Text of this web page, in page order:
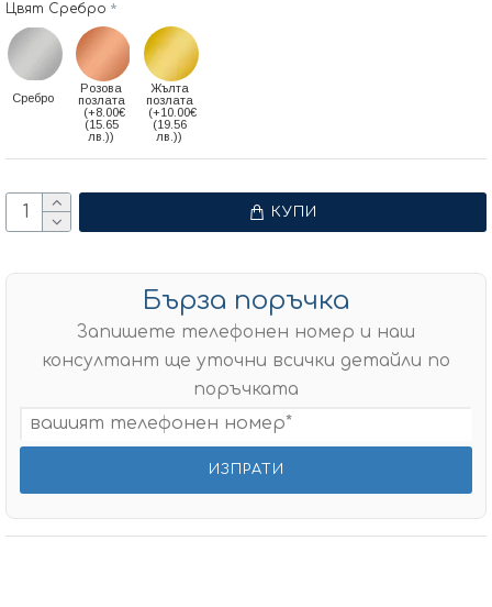
Цвят Сребро
Сребро
Розова
позлата
(+8.00€
(15.65
лв.))
Жълта
позлата
(+10.00€
(19.56
лв.))
КУПИ
Бърза поръчка
Запишете телефонен номер и наш
консултант ще уточни всички детайли по
поръчката